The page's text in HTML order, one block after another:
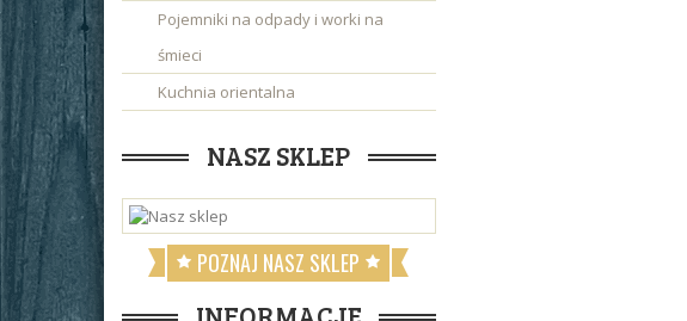
Pojemniki na odpady i worki na
śmieci
Kuchnia orientalna
NASZ SKLEP
POZNAJ NASZ SKLEP